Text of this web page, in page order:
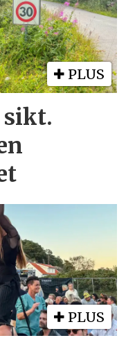
PLUS
sikt.
PLUS